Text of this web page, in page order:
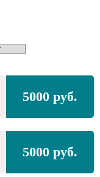
5000 руб.
5000 руб.